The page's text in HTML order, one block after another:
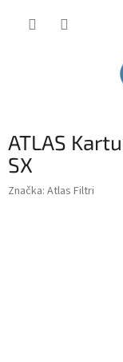
ATLAS
SX
Značka: Atlas Filtri